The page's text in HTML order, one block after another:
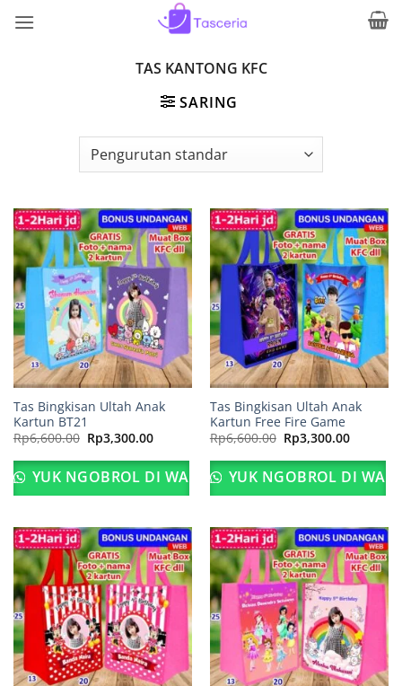
TAS KANTONG KFC
SARING
Tas Bingkisan Ultah Anak
Kartun BT21
Rp6,600.00 Harga
aslinya
adalah:
Rp6,600.00.
Rp3,300.00Harga
ini
adalah:
Rp3,300.00.
YUK NGOBROL DI WA
Tas Bingkisan Ultah Anak
Kartun Free Fire Game
Rp6,600.00 Harga
aslinya
adalah:
Rp6,600.00.
Rp3,300.00Harga
ini
adalah:
YUK NGOBROL DI WA